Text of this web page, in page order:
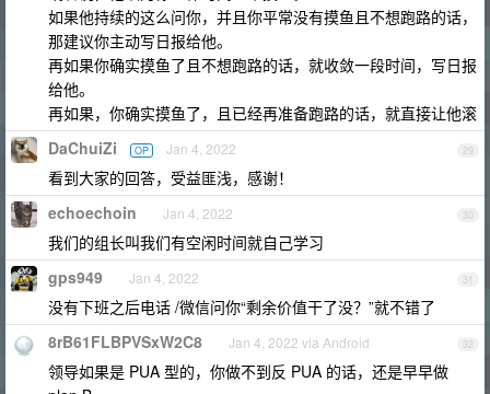
如果他持续的这么问你，并且你平常没有摸鱼且不想跑路的话，
那建议你主动写日报给他。
再如果你确实摸鱼了且不想跑路的话，就收敛一段时间，写日报
给他。
再如果，你确实摸鱼了，且已经再准备跑路的话，就直接让他滚
29
DaChuiZi OP Jan 4, 2022
看到大家的回答，受益匪浅，感谢！
30
echoechoin Jan 4, 2022
我们的组长叫我们有空闲时间就自己学习
31
gps949 Jan 4, 2022
没有下班之后电话 /微信问你“剩余价值干了没？”就不错了
32
8rB61FLBPVSxW2C8 Jan 4, 2022 via Android
领导如果是 PUA 型的，你做不到反 PUA 的话，还是早早做